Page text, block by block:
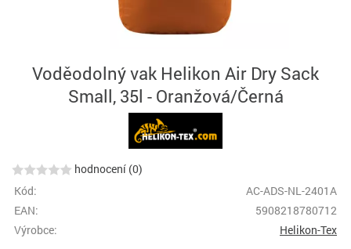
Voděodolný vak Helikon Air Dry Sack
Small, 35l - Oranžová/Černá
hodnocení (0)
Kód:
AC-ADS-NL-2401A
EAN:
5908218780712
Výrobce:
Helikon-Tex